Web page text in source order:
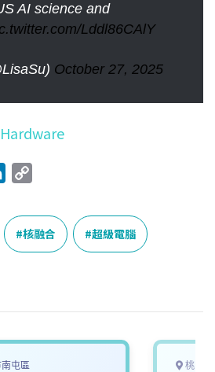
AI science and
Lddl86CAlY
October 27, 2025
n
e
n
p
y
L
k
核融合 超級電腦
屯區 桃園